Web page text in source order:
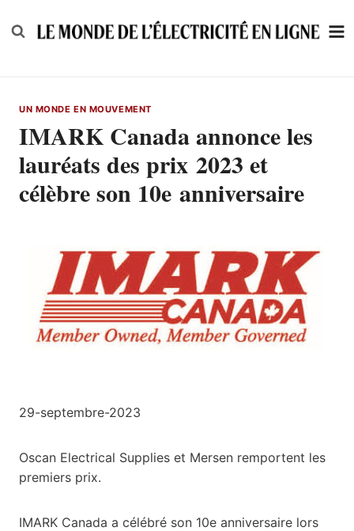
to
UN MONDE EN MOUVEMENT
IMARK Canada annonce les
lauréats des prix 2023 et
célèbre son 10e anniversaire
29-septembre-2023
Oscan Electrical Supplies et Mersen remportent les
premiers prix.
IMARK Canada a célébré son 10e anniversaire lors